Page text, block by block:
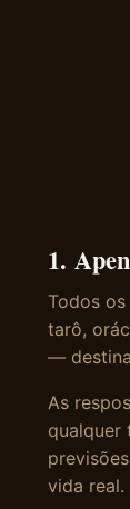
1.
Todos
tarô,
—
As
qualquer
vida real.